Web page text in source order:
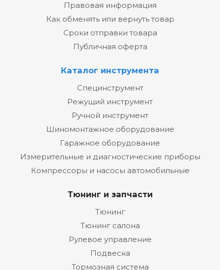
Правовая информация
Как обменять или вернуть товар
Сроки отправки товара
Публичная оферта
Каталог инструмента
Специнструмент
Режущий инструмент
Ручной инструмент
Шиномонтажное оборудование
Гаражное оборудование
Измерительные и диагностические приборы
Компрессоры и насосы автомобильные
Тюнинг и запчасти
Тюнинг
Тюнинг салона
Рулевое управление
Подвеска
Тормозная система